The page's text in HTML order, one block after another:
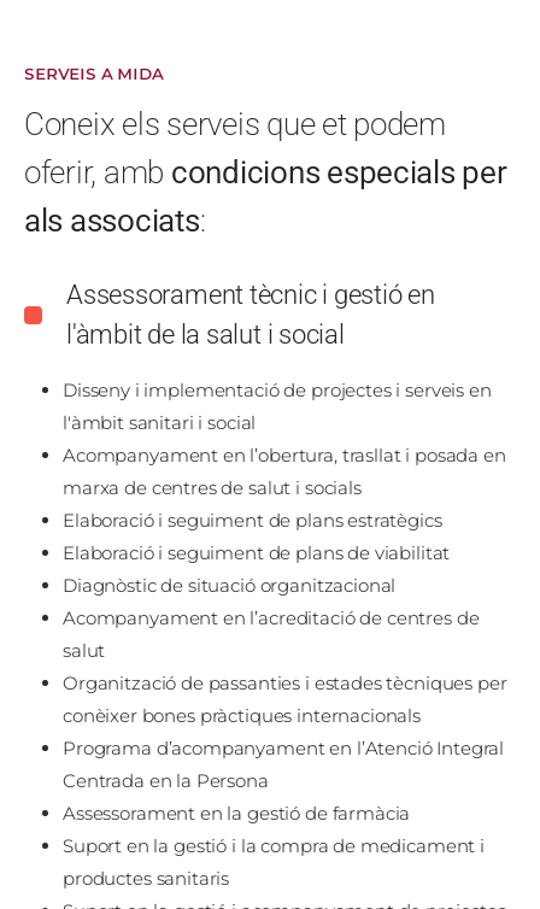
SERVEIS A MIDA
Coneix els serveis que et podem
oferir, amb condicions especials per
als associats:
Assessorament tècnic i gestió en
l'àmbit de la salut i social
Disseny i implementació de projectes i serveis en
l'àmbit sanitari i social
Acompanyament en l’obertura, trasllat i posada en
marxa de centres de salut i socials
Elaboració i seguiment de plans estratègics
Elaboració i seguiment de plans de viabilitat
Diagnòstic de situació organitzacional
Acompanyament en l’acreditació de centres de
salut
Organització de passanties i estades tècniques per
conèixer bones pràctiques internacionals
Programa d’acompanyament en l’Atenció Integral
Centrada en la Persona
Assessorament en la gestió de farmàcia
Suport en la gestió i la compra de medicament i
productes sanitaris